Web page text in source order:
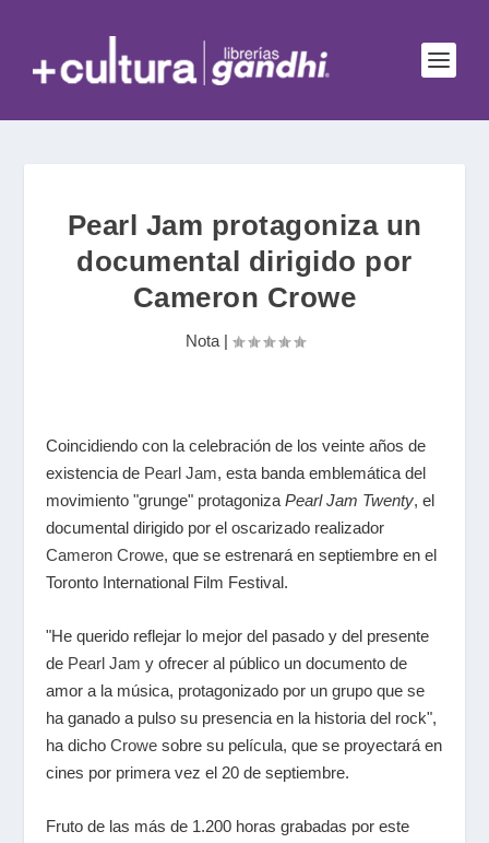
Pearl Jam protagoniza un
documental dirigido por
Cameron Crowe
Nota|
Coincidiendo con la celebración de los veinte años de
existencia de Pearl Jam, esta banda emblemática del
movimiento "grunge" protagonizaPearl Jam Twenty, el
documental dirigido por el oscarizado realizador
Cameron Crowe, que se estrenará en septiembre en el
Toronto International Film Festival.
"He querido reflejar lo mejor del pasado y del presente
de Pearl Jam y ofrecer al público un documento de
amor a la música, protagonizado por un grupo que se
ha ganado a pulso su presencia en la historia del rock",
ha dichoCrowe sobre su película, que se proyectará en
cines por primera vez el 20 de septiembre.
Fruto de las más de 1.200 horas grabadas por este